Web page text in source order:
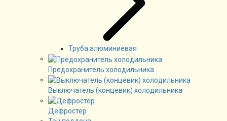
Труба алюминиевая
Предохранитель холодильника
Выключатель (концевик) холодильника
Дефростер